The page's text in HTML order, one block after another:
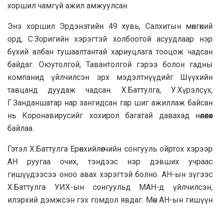
хоршил чамгүй ажил амжуулсан.
Энэ хоршил Эрдэнэтийн 49 хувь, Салхитын мөнгөний
орд, С.Зоригийн хэрэгтэй холбоотой асуудлаар нэр
бүхий албан тушаалтантай хариуцлага тооцож чадсан
байдаг. Оюутолгой, Тавантолгой гэрээ болон гадны
компанид үйлчилсэн эрх мэдэлтнүүдийг Шүүхийн
тавцанд дуудаж чадсан. Х.Баттулга, У.Хүрэлсүх,
Г.Занданшатар нар зангидсан гар шиг ажиллаж байсан
нь Коронавирусийг хохирол багатай давахад нөлөөлөх
байлаа.
Гэтэл Х.Баттулга Ерөнхийлөгчийн сонгууль ойртох хэрээр
АН руугаа очих, тэндээс нэр дэвших учраас
гишүүдээсээ оноо авах хэрэгтэй болно. АН-ын зүгээс
Х.Баттулга УИХ-ын сонгуульд МАН-д үйлчилсэн,
илэрхий дэмжсэн гэх гомдол явдаг. Мөн АН-ын гишүүн